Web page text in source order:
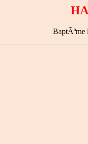
BaptÃªme